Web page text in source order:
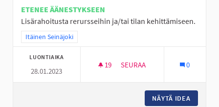
ETENEE ÄÄNESTYKSEEN
Lisärahoitusta rerursseihin ja/tai tilan kehittämiseen.
Rajaa tulokset teeman mukaan: Itäinen Seinäjoki
Itäinen Seinäjoki
LUONTIAIKA
28.01.2023
19 19 SEURAAJAA
SEURAA 0
NÄYTÄ IDEA